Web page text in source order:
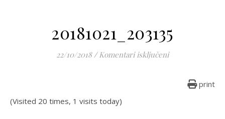
20181021_203135
22/10/2018 / Komentari isključeniza
print
(Visited 20 times, 1 visits today)